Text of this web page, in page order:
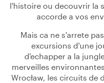
l'histoire ou decouvrir la
accorde a vos
Mais ca ne s'arrete
excursions d'une
d'echapper a la
merveilles
Wrocław, les circuits